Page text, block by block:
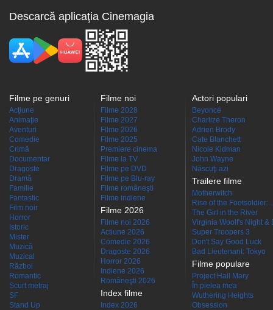
Descarcă aplicaţia Cinemagia
Filme pe genuri
Acţiune
Animaţie
Aventuri
Comedie
Crimă
Documentar
Dragoste
Dramă
Familie
Fantastic
Film noir
Horror
Istoric
Mister
Muzică
Muzical
Război
Romantic
Scurt metraj
SF
Stand Up
Filme noi
Filme 2028
Filme 2027
Filme 2026
Filme 2025
Premiere cinema
Filme la TV
Filme pe DVD
Filme pe Blu-ray
Filme româneşti
Filme indiene
Filme 2026
Filme noi 2026
Actiune 2026
Comedie 2026
Dragoste 2026
Horror 2026
Indiene 2026
Româneşti 2026
Index filme
Index 2026
Actori populari
Beyoncé
Charlize Theron
Adrien Brody
Cate Blanchett
Nicole Kidman
John Wayne
Născuţi azi
Trailere filme
Motherwitch
Rise of the Footsoldier:...
The Girl in the River
Virginia Woolf's Night &
Super Troopers 3
Don't Say Good Luck
Bad Lieutenant: Tokyo
Filme populare
Project Hail Mary
În pielea mea
Wuthering Heights
Obsession